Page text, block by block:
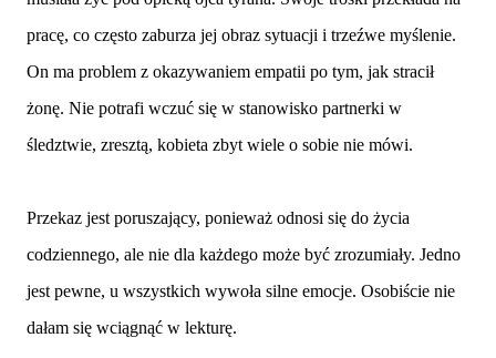
pracę, co często zaburza jej obraz sytuacji i trzeźwe myślenie.
On ma problem z okazywaniem empatii po tym, jak stracił
żonę. Nie potrafi wczuć się w stanowisko partnerki w
śledztwie, zresztą, kobieta zbyt wiele o sobie nie mówi.
Przekaz jest poruszający, ponieważ odnosi się do życia
codziennego, ale nie dla każdego może być zrozumiały. Jedno
jest pewne, u wszystkich wywoła silne emocje. Osobiście nie
dałam się wciągnąć w lekturę.